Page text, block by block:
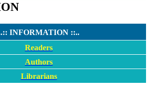
INFORMATION ::..
Readers
Authors
Librarians